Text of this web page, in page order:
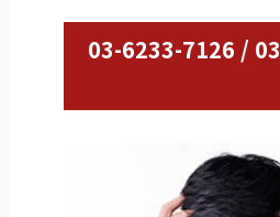
03-6233-7126 /